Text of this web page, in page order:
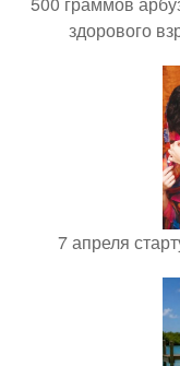
здорового
7 апреля